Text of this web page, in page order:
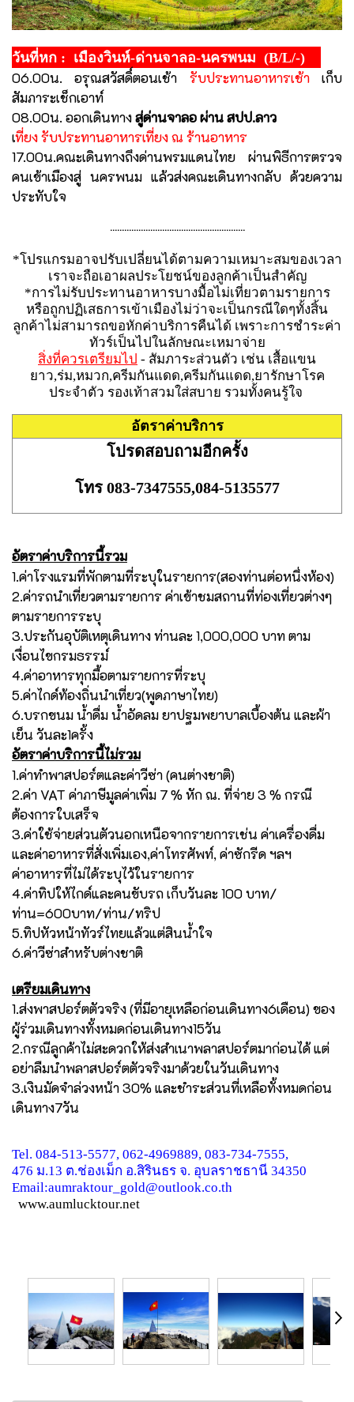
วันที่หก : เมืองวินห์-ด่านจาลอ-นครพนม (B/L/-)
06.00น. อรุณสวัสดิ์ตอนเช้า รับประทานอาหารเช้าเก็บ
สัมภาระเช็กเอาท์
08.00น. ออกเดินทางสู่ด่านจาลอ ผ่าน สปป.ลาว
เที่ยง รับประทานอาหารเที่ยง ณ ร้านอาหาร
17.00น.คณะเดินทางถึงด่านพรมแดนไทย ผ่านพิธีการตรวจ
คนเข้าเมืองสู่ นครพนม แล้วส่งคณะเดินทางกลับ ด้วยความ
ประทับใจ
.........................................................
*โปรแกรมอาจปรับเปลี่ยนได้ตามความเหมาะสมของเวลา
เราจะถือเอาผลประโยชน์ของลูกค้าเป็นสำคัญ
*การไม่รับประทานอาหารบางมื้อไม่เที่ยวตามรายการ
หรือถูกปฏิเสธการเข้าเมืองไม่ว่าจะเป็นกรณีใดๆทั้งสิ้น
ลูกค้าไม่สามารถขอหักค่าบริการคืนได้ เพราะการชำระค่า
ทัวร์เป็นไปในลักษณะเหมาจ่าย
สิ่งที่ควรเตรียมไป - สัมภาระส่วนตัว เช่น เสื้อแขน
ยาว,ร่ม,หมวก,ครีมกันแดด,ครีมกันแดด,ยารักษาโรค
ประจำตัว รองเท้าสวมใส่สบาย รวมทั้งคนรู้ใจ
อัตราค่าบริการ
โปรดสอบถามอีกครั้ง
โทร 083-7347555,084-5135577
อัตราค่าบริการนี้รวม
1.ค่าโรงแรมที่พักตามที่ระบุในรายการ(สองท่านต่อหนึ่งห้อง)
2.ค่ารถนำเที่ยวตามรายการ ค่าเข้าชมสถานที่ท่องเที่ยวต่างๆ
ตามรายการระบุ
3.ประกันอุบัติเหตุเดินทาง ท่านละ 1,000,000 บาท ตาม
เงื่อนไขกรมธรรม์
4.ค่าอาหารทุกมื้อตามรายการที่ระบุ
5.ค่าไกด์ท้องถิ่นนำเที่ยว(พูดภาษาไทย)
6.บรกขนม น้ำดื่ม น้ำอัดลม ยาปฐมพยาบาลเบื้องต้น และผ้า
เย็น วันละ1ครั้ง
อัตราค่าบริการนี้ไม่รวม
1.ค่าทำพาสปอร์ตและค่าวีซ่า (คนต่างชาติ)
2.ค่า VAT ค่าภาษีมูลค่าเพิ่ม 7 % หัก ณ. ที่จ่าย 3 % กรณี
ต้องการใบเสร็จ
3.ค่าใช้จ่ายส่วนตัวนอกเหนือจากรายการเช่น ค่าเครื่องดื่ม
และค่าอาหารที่สั่งเพิ่มเอง,ค่าโทรศัพท์, ค่าซักรีด ฯลฯ
ค่าอาหารที่ไม่ได้ระบุไว้ในรายการ
4.ค่าทิปให้ไกด์และคนขับรถ เก็บวันละ 100 บาท/
ท่าน=600บาท/ท่าน/ทริป
5.ทิปหัวหน้าทัวร์ไทยแล้วแต่สินน้ำใจ
6.ค่าวีซ่าสำหรับต่างชาติ
เตรียมเดินทาง
1.ส่งพาสปอร์ตตัวจริง (ที่มีอายุเหลือก่อนเดินทาง6เดือน) ของ
ผู้ร่วมเดินทางทั้งหมดก่อนเดินทาง15วัน
2.กรณีลูกค้าไม่สะดวกให้ส่งสำเนาพลาสปอร์ตมาก่อนได้ แต่
อย่าลืมนำพลาสปอร์ตตัวจริงมาด้วยในวันเดินทาง
3.เงินมัดจำล่วงหน้า 30% และชำระส่วนที่เหลือทั้งหมดก่อน
เดินทาง7วัน
Tel. 084-513-5577, 062-4969889, 083-734-7555,
476 ม.13 ต.ช่องเม็ก อ.สิรินธร จ. อุบลราชธานี 34350
Email:aumraktour_gold@outlook.co.th
www.aumlucktour.net